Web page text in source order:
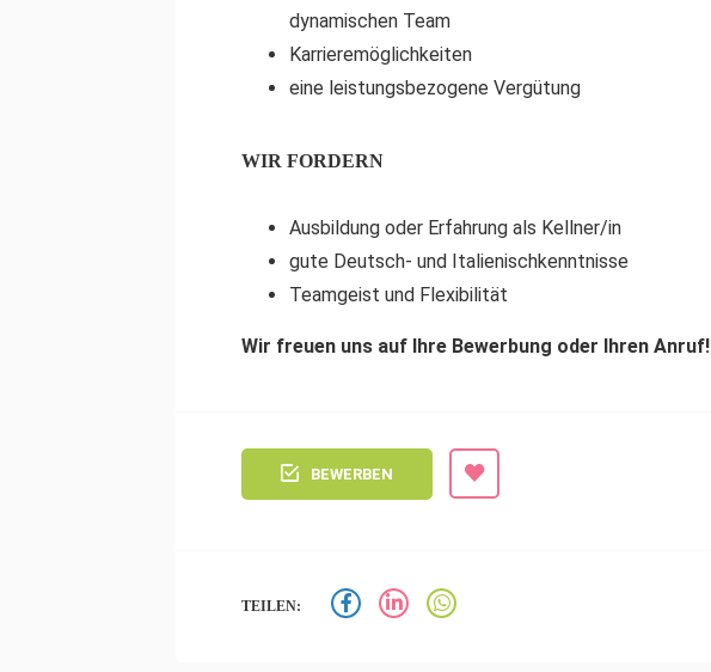
dynamischen Team
Karrieremöglichkeiten
eine leistungsbezogene Vergütung
WIR FORDERN
Ausbildung oder Erfahrung als Kellner/in
gute Deutsch- und Italienischkenntnisse
Teamgeist und Flexibilität
Wir freuen uns auf Ihre Bewerbung oder Ihren Anruf!
BEWERBEN
TEILEN: